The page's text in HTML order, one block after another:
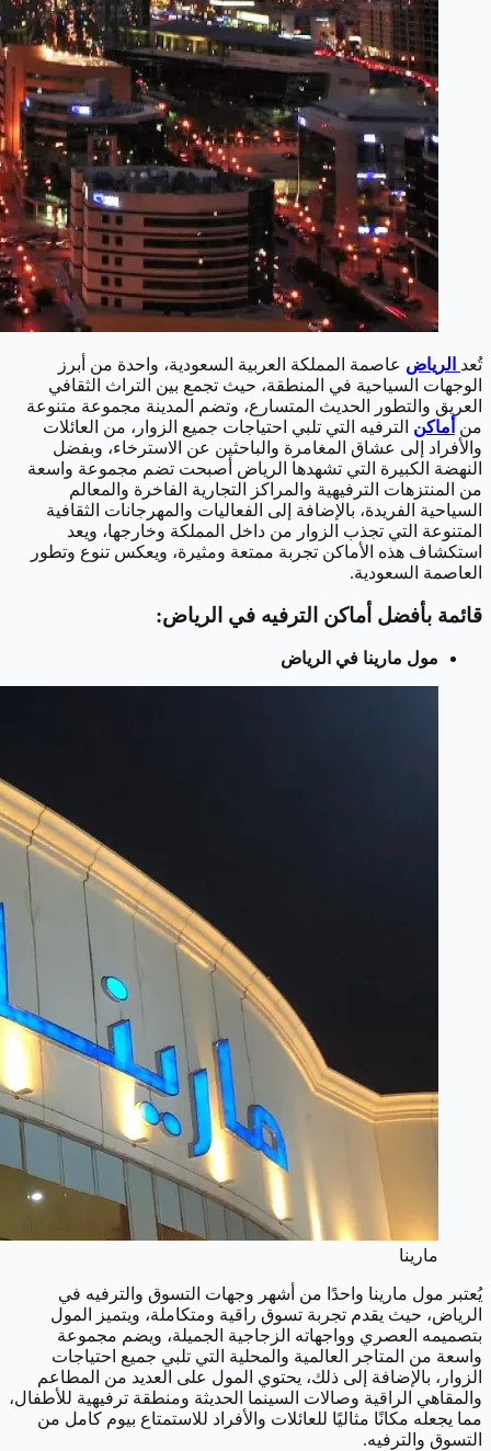
تُعد الرياض عاصمة المملكة العربية السعودية، واحدة من أبرز
الوجهات السياحية في المنطقة، حيث تجمع بين التراث الثقافي
العريق والتطور الحديث المتسارع، وتضم المدينة مجموعة متنوعة
من أماكن الترفيه التي تلبي احتياجات جميع الزوار، من العائلات
والأفراد إلى عشاق المغامرة والباحثين عن الاسترخاء، وبفضل
النهضة الكبيرة التي تشهدها الرياض أصبحت تضم مجموعة واسعة
من المنتزهات الترفيهية والمراكز التجارية الفاخرة والمعالم
السياحية الفريدة، بالإضافة إلى الفعاليات والمهرجانات الثقافية
المتنوعة التي تجذب الزوار من داخل المملكة وخارجها، ويعد
استكشاف هذه الأماكن تجربة ممتعة ومثيرة، ويعكس تنوع وتطور
العاصمة السعودية.
قائمة بأفضل أماكن الترفيه في الرياض:
مول مارينا في الرياض
مارينا
يُعتبر مول مارينا واحدًا من أشهر وجهات التسوق والترفيه في
الرياض، حيث يقدم تجربة تسوق راقية ومتكاملة، ويتميز المول
بتصميمه العصري وواجهاته الزجاجية الجميلة، ويضم مجموعة
واسعة من المتاجر العالمية والمحلية التي تلبي جميع احتياجات
الزوار، بالإضافة إلى ذلك، يحتوي المول على العديد من المطاعم
والمقاهي الراقية وصالات السينما الحديثة ومنطقة ترفيهية للأطفال،
مما يجعله مكانًا مثاليًا للعائلات والأفراد للاستمتاع بيوم كامل من
التسوق والترفيه.